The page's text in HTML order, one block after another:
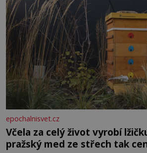
epochalnisvet.cz
Včela za celý život vyrobí
pražský med ze střech tak